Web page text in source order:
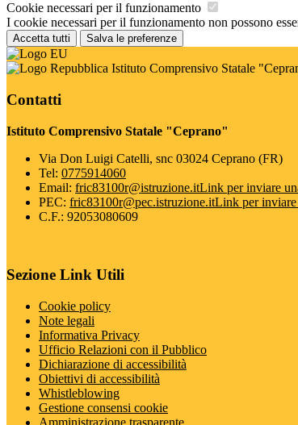
Cookie necessari per il funzionamento
I cookie necessari per il funzionamento non possono
Accetta tutti Salva le preferenze
Istituto Comprensivo Statale
Contatti
Istituto Comprensivo Statale "Ceprano"
Via Don Luigi Catelli, snc 03024 Ceprano (FR)
Tel: 0775914060
Email: fric83100r@istruzione.itLink per inviare
PEC: fric83100r@pec.istruzione.itLink per inviare
C.F.: 92053080609
Sezione Link Utili
Cookie policy
Note legali
Informativa Privacy
Ufficio Relazioni con il Pubblico
Dichiarazione di accessibilità
Obiettivi di accessibilità
Whistleblowing
Gestione consensi cookie
Amministrazione trasparente